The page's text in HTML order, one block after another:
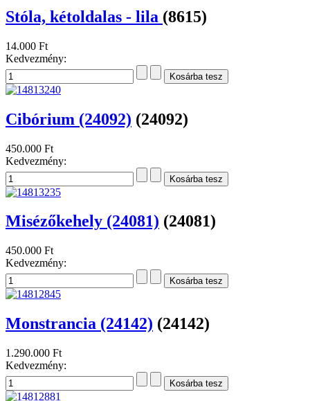
Stóla, kétoldalas - lila (8615)
14.000 Ft
Kedvezmény:
Cibórium (24092) (24092)
450.000 Ft
Kedvezmény:
Misézőkehely (24081) (24081)
450.000 Ft
Kedvezmény:
Monstrancia (24142) (24142)
1.290.000 Ft
Kedvezmény: